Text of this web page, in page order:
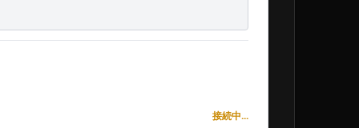
接続中...